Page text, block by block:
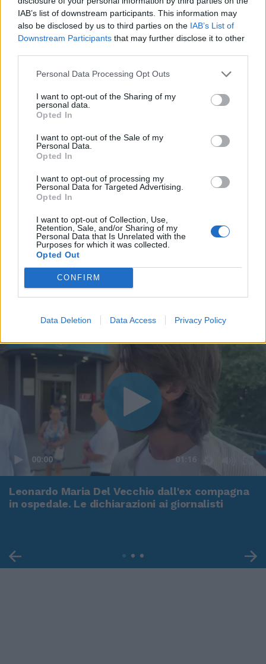
IAB’s list of downstream participants. This information may
also be disclosed by us to third parties on the IAB’s List of
Downstream Participants that may further disclose it to other
Personal Data Processing Opt Outs
I want to opt-out of the Sharing of my
personal data.
Opted In
I want to opt-out of the Sale of my
Personal Data.
Opted In
I want to opt-out of processing my
Personal Data for Targeted Advertising.
Opted In
I want to opt-out of Collection, Use,
Retention, Sale, and/or Sharing of my
Personal Data that Is Unrelated with the
Purposes for which it was collected.
Opted Out
CONFIRM
Data Deletion Data Access Privacy Policy
00:00 01:16
Leonardo Maria Del Vecchio dall'ex compagna
in ospedale. Le dichiarazioni ai giornalisti